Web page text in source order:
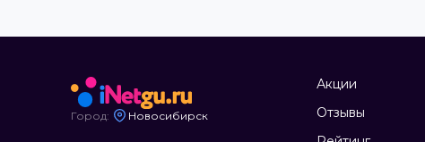
Город: Новосибирск
Акции
Отзывы